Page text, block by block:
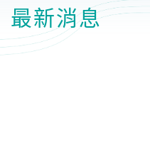
最新消息